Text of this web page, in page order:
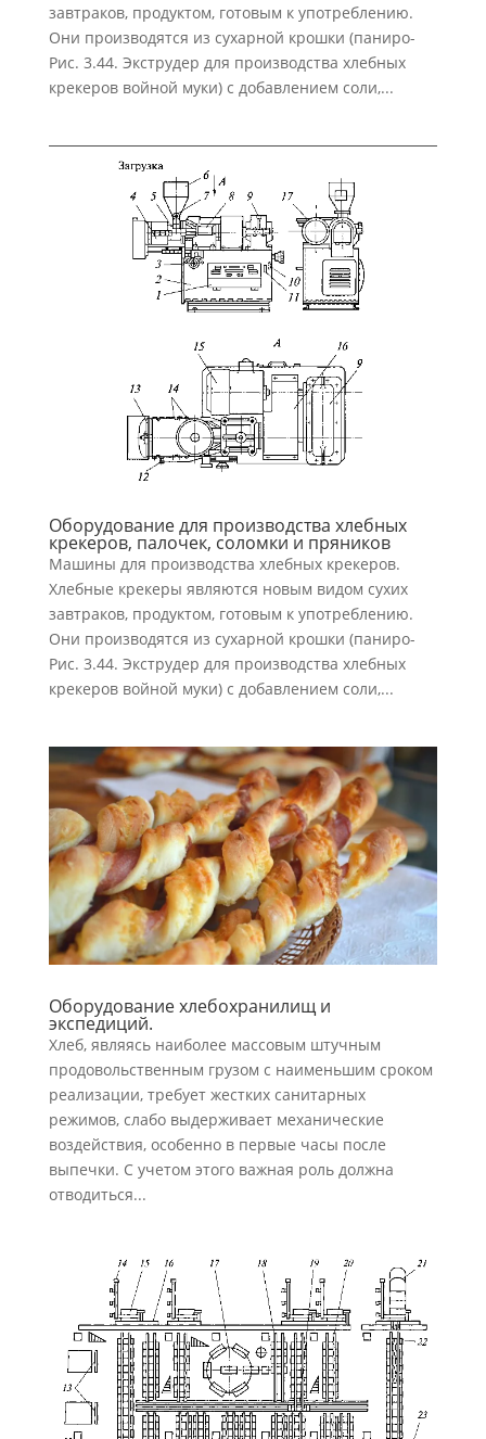
завтраков, продуктом, готовым к употреблению.
Они производятся из сухарной крошки (паниро-
Рис. 3.44. Экструдер для производства хлебных
крекеров войной муки) с добавлением соли,...
Оборудование для производства хлебных
крекеров, палочек, соломки и пряников
Машины для производства хлебных крекеров.
Хлебные крекеры являются новым видом сухих
завтраков, продуктом, готовым к употреблению.
Они производятся из сухарной крошки (паниро-
Рис. 3.44. Экструдер для производства хлебных
крекеров войной муки) с добавлением соли,...
Оборудование хлебохранилищ и
экспедиций.
Хлеб, являясь наиболее массовым штучным
продовольствен­ным грузом с наименьшим сроком
реализации, требует жестких санитарных
режимов, слабо выдерживает механические
воздействия, особенно в первые часы после
выпечки. С учетом этого важная роль должна
отводиться...